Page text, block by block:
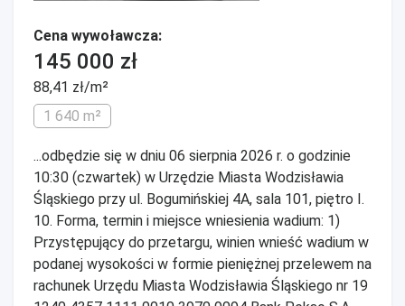
Cena wywoławcza:
145 000 zł
88,41 zł/m²
1 640 m²
...odbędzie się w dniu 06 sierpnia 2026 r. o godzinie
10:30 (czwartek) w Urzędzie Miasta Wodzisławia
Śląskiego przy ul. Bogumińskiej 4A, sala 101, piętro I.
10. Forma, termin i miejsce wniesienia wadium: 1)
Przystępujący do przetargu, winien wnieść wadium w
podanej wysokości w formie pieniężnej przelewem na
rachunek Urzędu Miasta Wodzisławia Śląskiego nr 19